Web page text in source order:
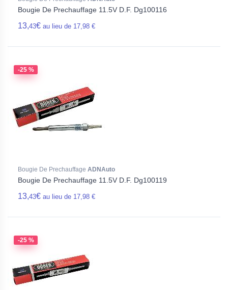
Bougie De Prechauffage 11.5V D.F. Dg100116
13,43€ au lieu de 17,98 €
-25 %
Bougie De Prechauffage ADNAuto
Bougie De Prechauffage 11.5V D.F. Dg100119
13,43€ au lieu de 17,98 €
-25 %